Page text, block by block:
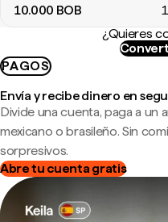
10.000 BOB
¿Quieres
PAGOS
Envía y recibe dinero en
Divide una cuenta, paga a un
mexicano o brasileño. Sin
sorpresivos.
Abre tu cuenta gratis